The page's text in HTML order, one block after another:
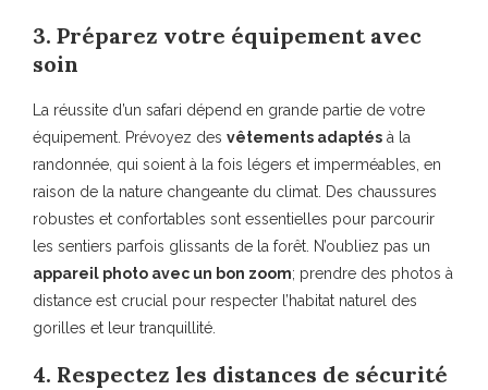
3. Préparez votre équipement avec
soin
La réussite d’un safari dépend en grande partie de votre
équipement. Prévoyez des vêtements adaptés à la
randonnée, qui soient à la fois légers et imperméables, en
raison de la nature changeante du climat. Des chaussures
robustes et confortables sont essentielles pour parcourir
les sentiers parfois glissants de la forêt. N’oubliez pas un
appareil photo avec un bon zoom; prendre des photos à
distance est crucial pour respecter l’habitat naturel des
gorilles et leur tranquillité.
4. Respectez les distances de sécurité